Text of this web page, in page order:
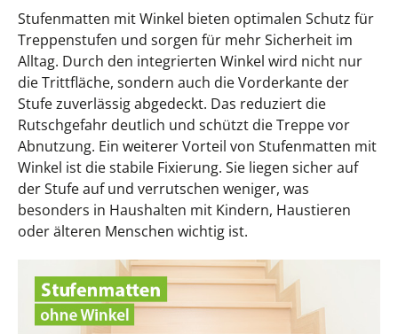
Stufenmatten mit Winkel bieten optimalen Schutz für
Treppenstufen und sorgen für mehr Sicherheit im
Alltag. Durch den integrierten Winkel wird nicht nur
die Trittfläche, sondern auch die Vorderkante der
Stufe zuverlässig abgedeckt. Das reduziert die
Rutschgefahr deutlich und schützt die Treppe vor
Abnutzung. Ein weiterer Vorteil von Stufenmatten mit
Winkel ist die stabile Fixierung. Sie liegen sicher auf
der Stufe auf und verrutschen weniger, was
besonders in Haushalten mit Kindern, Haustieren
oder älteren Menschen wichtig ist.